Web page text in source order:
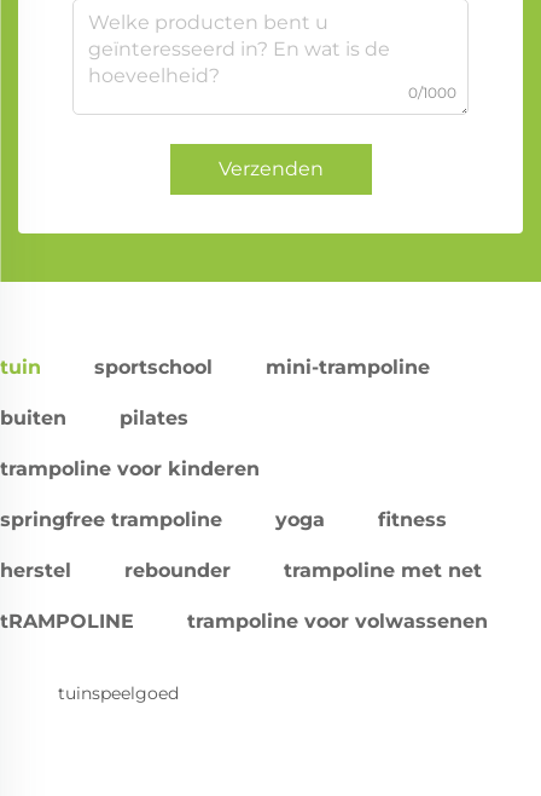
0/1000
Verzenden
tuin sportschool mini-trampoline
buiten pilates
trampoline voor kinderen
springfree trampoline yoga fitness
herstel rebounder trampoline met net
tRAMPOLINE trampoline voor volwassenen
tuinspeelgoed